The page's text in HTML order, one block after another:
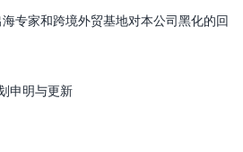
专家和跨境外贸基地对本公司黑化的回
申明与更新